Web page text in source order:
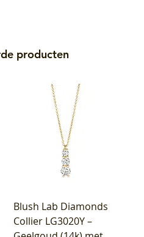
producten
Blush Lab Diamonds
Collier LG3020Y –